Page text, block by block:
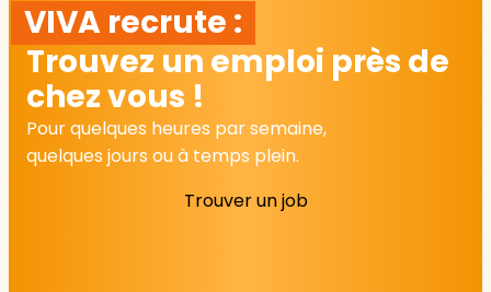
VIVA recrute :
Trouvez un emploi près de
chez vous !
Pour quelques heures par semaine,
quelques jours ou à temps plein.
Trouver un job